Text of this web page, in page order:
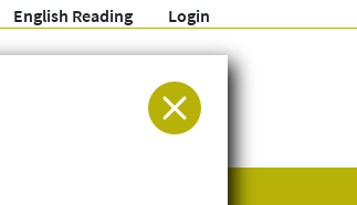
English Reading Login
Humanitäre Hilfe